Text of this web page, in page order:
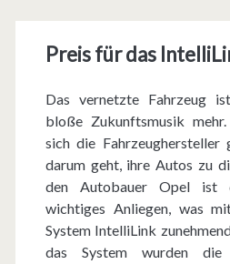
Preis für das
Das vernetzte Fahrzeug
bloße Zukunftsmusik
sich die Fahrzeughersteller
darum geht, ihre Autos zu
den Autobauer Opel ist
wichtiges Anliegen, was
System IntelliLink
das System wurden die